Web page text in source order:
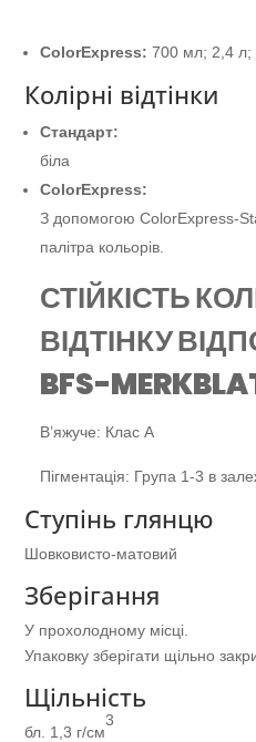
ColorExpress:700 мл; 2,4 л;
Колірні відтінки
Стандарт:
біла
ColorExpress:
З допомогою ColorExpress-
палітра кольорів.
СТІЙКІСТЬ
ВІДТІНКУ
BFS-
В’яжуче: Клас А
Пігментація: Група 1-3 в
Ступінь глянцю
Шовковисто-матовий
Зберігання
У прохолодному місці.
Упаковку зберігати щільно
Щільність
бл. 1,3 г/см
3